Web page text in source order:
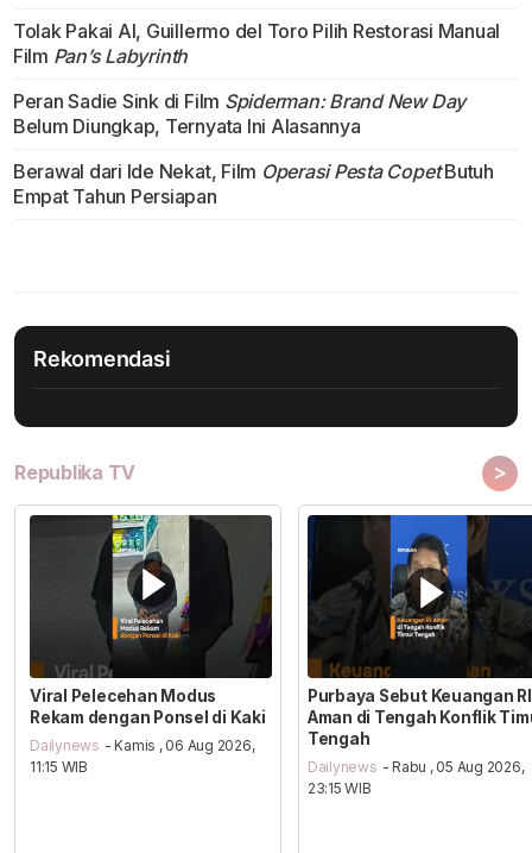
Tolak Pakai AI, Guillermo del Toro Pilih Restorasi Manual
Film Pan’s Labyrinth
Peran Sadie Sink di Film Spiderman: Brand New Day
Belum Diungkap, Ternyata Ini Alasannya
Berawal dari Ide Nekat, Film Operasi Pesta CopetButuh
Empat Tahun Persiapan
Rekomendasi
Republika TV >
Viral Pelecehan Modus
Rekam dengan Ponsel di Kaki
Dailynews - Kamis , 06 Aug 2026,
11:15 WIB
Purbaya Sebut Keuangan RI
Aman di Tengah Konflik
Tengah
Dailynews - Rabu , 05 Aug 2026,
23:15 WIB